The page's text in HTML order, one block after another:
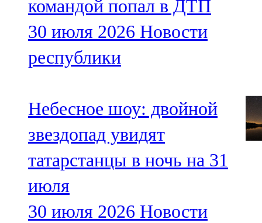
командой попал в ДТП
30 июля 2026 Новости
республики
Небесное шоу: двойной
звездопад увидят
татарстанцы в ночь на 31
июля
30 июля 2026 Новости